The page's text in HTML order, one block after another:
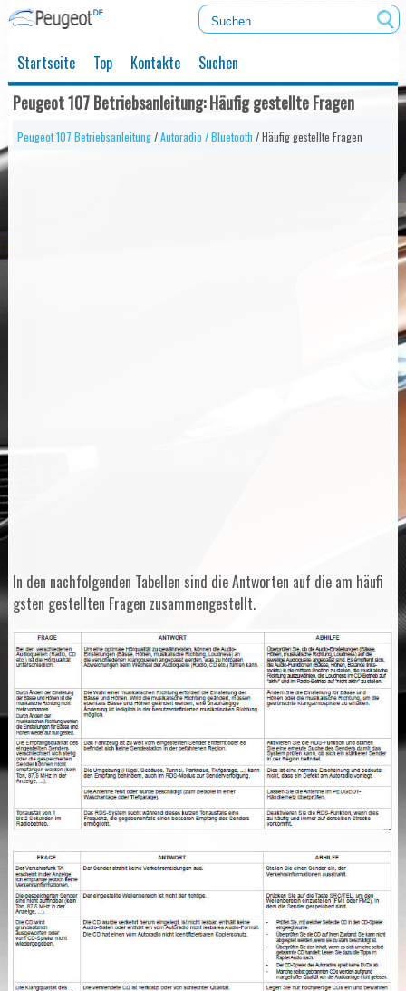
Startseite Top Kontakte Suchen
Peugeot 107 Betriebsanleitung: Häufig gestellte Fragen
Peugeot 107 Betriebsanleitung/Autoradio / Bluetooth / Häufig gestellte Fragen
In den nachfolgenden Tabellen sind die Antworten auf die am häufi
gsten gestellten Fragen zusammengestellt.